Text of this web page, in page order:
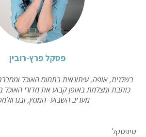
פסקל פרץ-רובין
בשלנית, אופה, עיתונאית בתחום האוכל
כותבת ומצלמת באופן קבוע את מדורי האוכל
מעריב השבוע- המגזין,
טיפסקל